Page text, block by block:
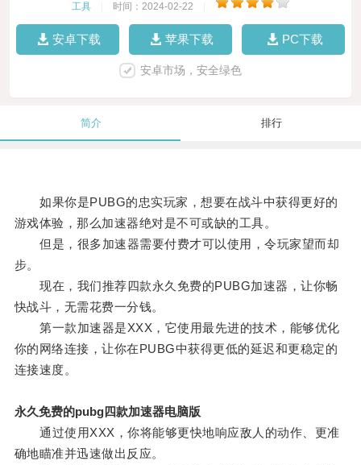
工具 时间：2024-02-22
安卓下载 苹果下载 PC下载
安卓市场，安全绿色
简介 排行
如果你是PUBG的忠实玩家，想要在战斗中获得更好的
游戏体验，那么加速器绝对是不可或缺的工具。
但是，很多加速器需要付费才可以使用，令玩家望而却
步。
现在，我们推荐四款永久免费的PUBG加速器，让你畅
快战斗，无需花费一分钱。
第一款加速器是XXX，它使用最先进的技术，能够优化
你的网络连接，让你在PUBG中获得更低的延迟和更稳定的
连接速度。
永久免费的pubg四款加速器电脑版
通过使用XXX，你将能够更快地响应敌人的动作、更准
确地瞄准并迅速做出反应。